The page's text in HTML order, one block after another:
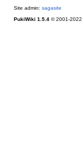
Site admin: sagasite
PukiWiki 1.5.4© 2001-2022